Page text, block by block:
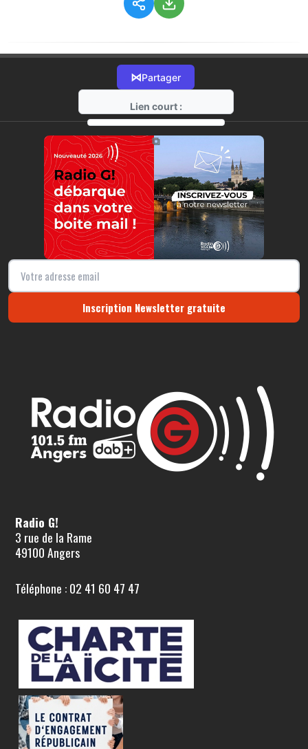
⋈Partager
Lien court :
https://radio-g.fr?8588
⧉
Inscription Newsletter gratuite
Radio G!
3 rue de la Rame
49100 Angers
Téléphone : 02 41 60 47 47